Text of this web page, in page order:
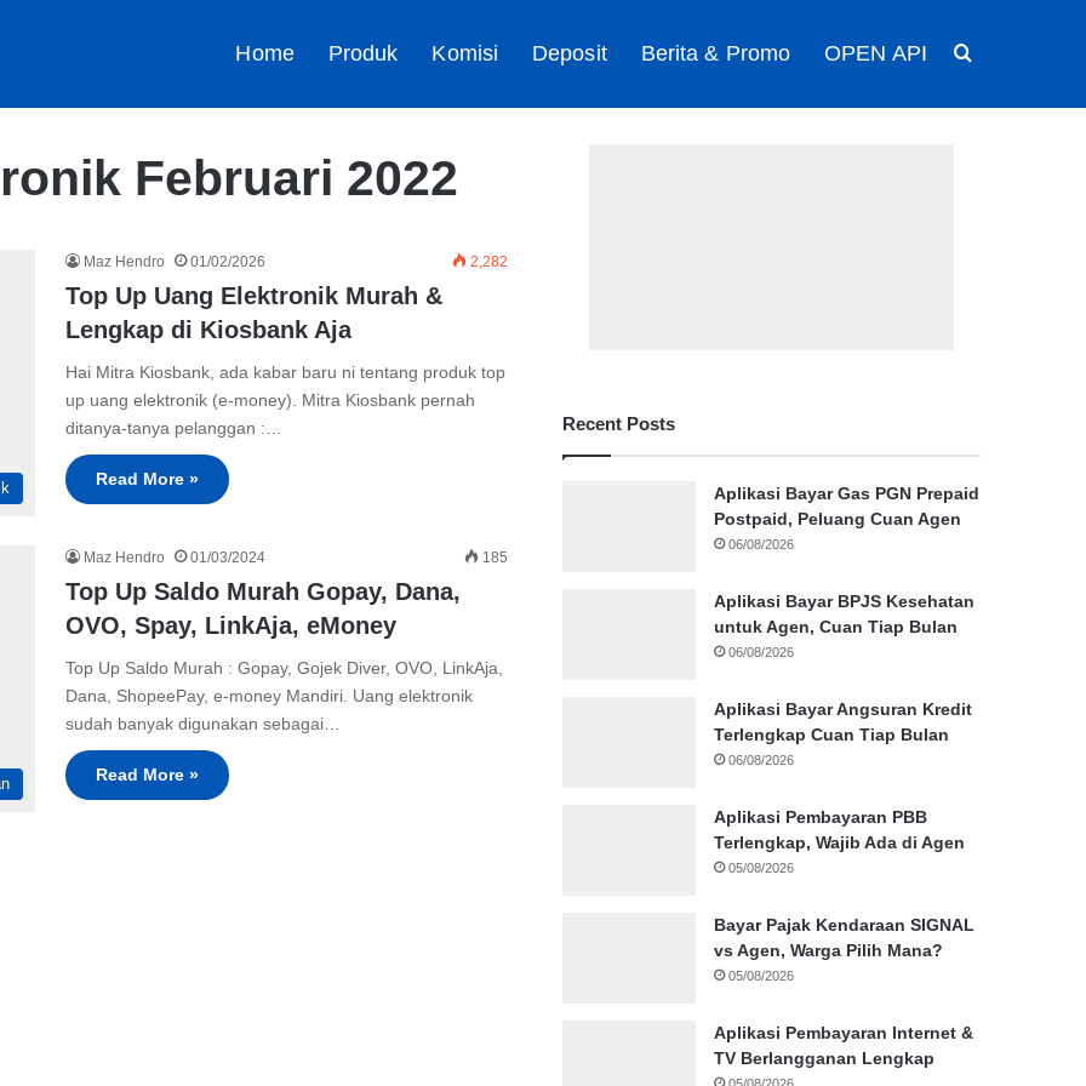
Home Produk Komisi Deposit Berita & Promo OPEN API
Februari 2022
Maz Hendro 01/02/2026 2,282
Top Up Uang Elektronik Murah &
Lengkap di Kiosbank Aja
Hai Mitra Kiosbank, ada kabar baru ni tentang produk top
up uang elektronik (e-money). Mitra Kiosbank pernah
ditanya-tanya pelanggan :…
Read More »
Maz Hendro 01/03/2024 185
Top Up Saldo Murah Gopay, Dana,
OVO, Spay, LinkAja, eMoney
Top Up Saldo Murah : Gopay, Gojek Diver, OVO, LinkAja,
Dana, ShopeePay, e-money Mandiri. Uang elektronik
sudah banyak digunakan sebagai…
Read More »
Recent Posts
Aplikasi Bayar Gas PGN Prepaid
Postpaid, Peluang Cuan Agen
06/08/2026
Aplikasi Bayar BPJS Kesehatan
untuk Agen, Cuan Tiap Bulan
06/08/2026
Aplikasi Bayar Angsuran Kredit
Terlengkap Cuan Tiap Bulan
06/08/2026
Aplikasi Pembayaran PBB
Terlengkap, Wajib Ada di Agen
05/08/2026
Bayar Pajak Kendaraan SIGNAL
vs Agen, Warga Pilih Mana?
05/08/2026
Aplikasi Pembayaran Internet &
TV Berlangganan Lengkap